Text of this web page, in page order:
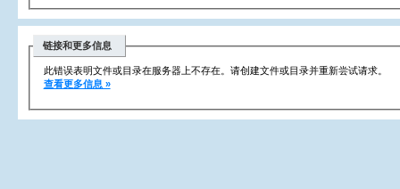
链接和更多信息
此错误表明文件或目录在服务器上不存在。请创建文件或目录并重新尝试请求。
查看更多信息 »